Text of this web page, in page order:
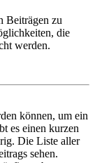
Beiträgen zu
die
werden.
können, um ein
es einen kurzen
Die Liste aller
sehen.